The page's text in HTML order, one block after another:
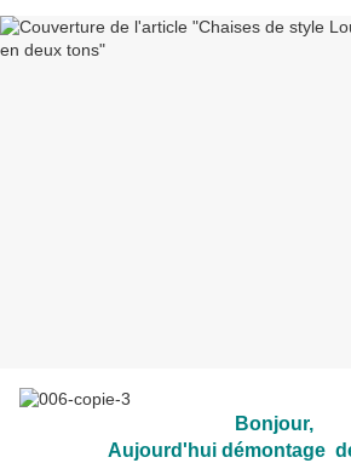
Bonjour,
Aujourd'hui démontage